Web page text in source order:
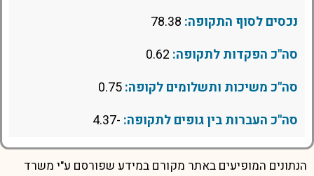
נכסים לסוף התקופה:
סה"כ הפקדות לתקופה:
סה"כ משיכות ותשלומים לקופה:
סה"כ העברות בין גופים לתקופה: -4.37
הנתונים המופיעים באתר מקורם במידע שפורסם ע"י משרד